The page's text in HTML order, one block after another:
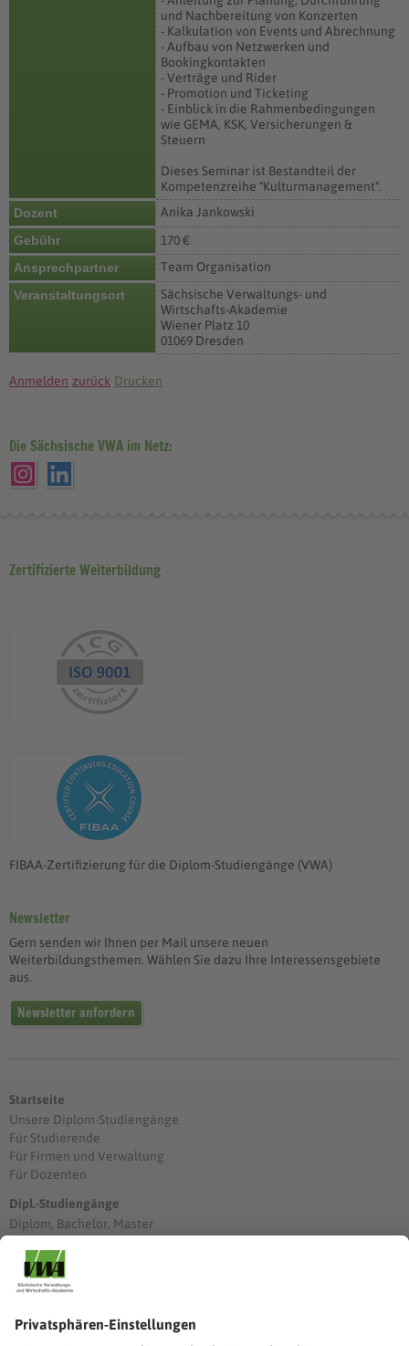
und Nachbereitung von Konzerten
- Kalkulation von Events und Abrechnung
- Aufbau von Netzwerken und
Bookingkontakten
- Verträge und Rider
- Promotion und Ticketing
- Einblick in die Rahmenbedingungen
wie GEMA, KSK, Versicherungen &
Steuern
Dieses Seminar ist Bestandteil der
Kompetenzreihe "Kulturmanagement".
Dozent
Anika Jankowski
Gebühr
170 €
Ansprechpartner
Team Organisation
Veranstaltungsort
Sächsische Verwaltungs- und
Wirtschafts-Akademie
Wiener Platz 10
01069 Dresden
Anmelden zurück Drucken
Die Sächsische VWA im Netz:
Zertifizierte Weiterbildung
FIBAA-Zertifizierung für die Diplom-Studiengänge (VWA)
Newsletter
Gern senden wir Ihnen per Mail unsere neuen
Weiterbildungsthemen. Wählen Sie dazu Ihre Interessensgebiete
aus.
Newsletter anfordern
Startseite
Unsere Diplom-Studiengänge
Für Studierende
Für Firmen und Verwaltung
Für Dozenten
Dipl.-Studiengänge
Diplom, Bachelor, Master
Stimmen unserer Absolventinnen und Absolventen
Stimmen unserer Absolventinnen und Absolventen